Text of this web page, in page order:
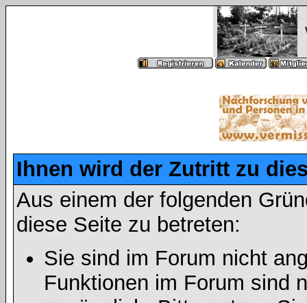
Ihnen wird der Zutritt zu
Aus einem der folgenden
diese Seite zu betreten:
Sie sind im Forum nicht
Funktionen im Forum sind